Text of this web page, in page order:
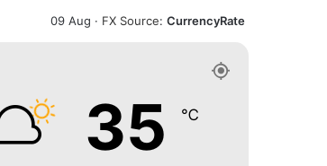
09 Aug · FX Source: CurrencyRate
35 ℃